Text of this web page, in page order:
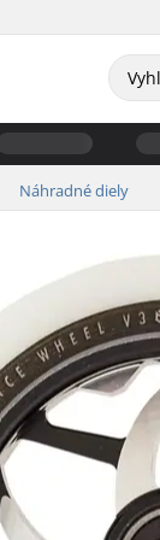
Náhradné diely